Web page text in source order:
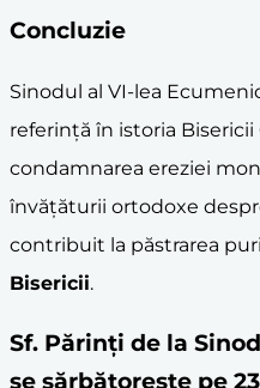
Concluzie
Sinodul al VI-lea
referință în istoria Bisericii
condamnarea ereziei
învățăturii ortodoxe
contribuit la păstrarea
Bisericii.
Sf. Părinți de la
se sărbătoreste pe